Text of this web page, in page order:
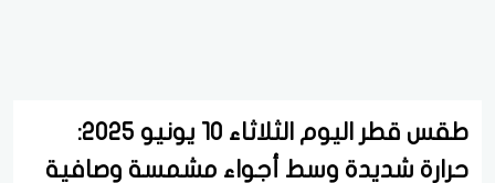
طقس قطر اليوم الثلاثاء 10 يونيو 2025:
حرارة شديدة وسط أجواء مشمسة وصافية